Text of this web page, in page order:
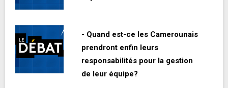
- Quand est-ce les Camerounais
prendront enfin leurs
responsabilités pour la gestion
de leur équipe?